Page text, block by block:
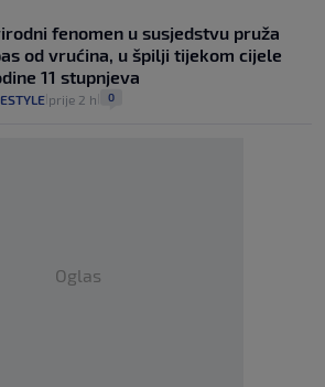
fenomen u susjedstvu pruža
od vrućina, u špilji tijekom cijele
11 stupnjeva
prije 2 h 0
Oglas